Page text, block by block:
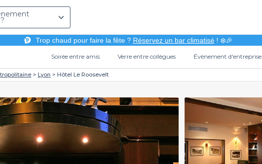
Trop chaud pour faire la fête ? Réservez un bar climatisé! ❄️🎉
Soirée entre amis Verre entre collègues Évènement d'entreprise
Lyon Hôtel Le Roosevelt